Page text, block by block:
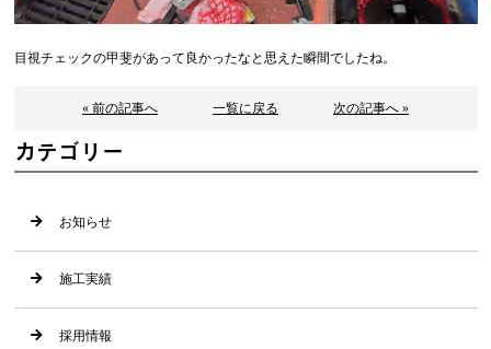
目視チェックの甲斐があって良かったなと思えた瞬間でしたね。
« 前の記事へ 一覧に戻る 次の記事へ »
カテゴリー
お知らせ
施工実績
採用情報